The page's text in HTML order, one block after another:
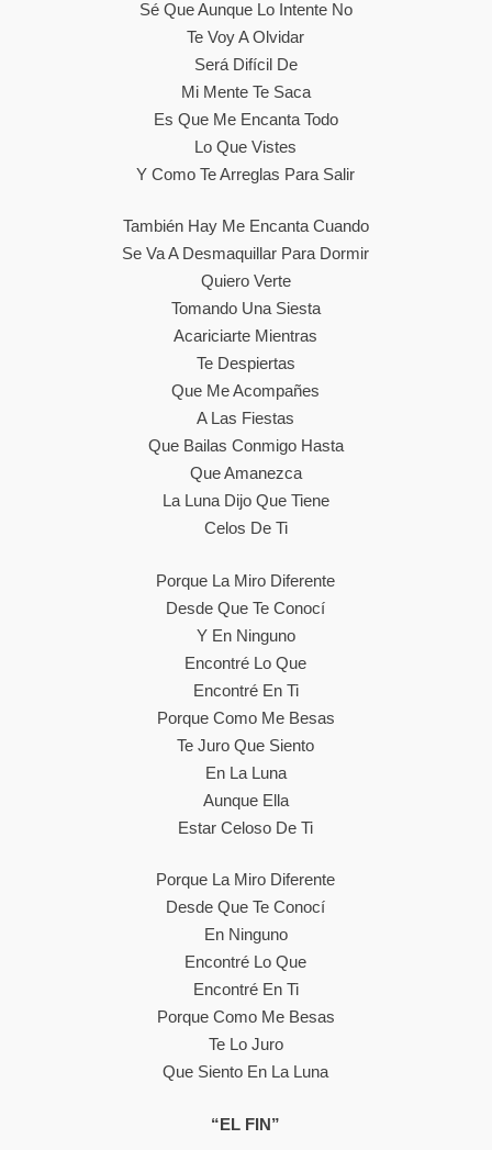
Sé Que Aunque Lo Intente No
Te Voy A Olvidar
Será Difícil De
Mi Mente Te Saca
Es Que Me Encanta Todo
Lo Que Vistes
Y Como Te Arreglas Para Salir
También Hay Me Encanta Cuando
Se Va A Desmaquillar Para Dormir
Quiero Verte
Tomando Una Siesta
Acariciarte Mientras
Te Despiertas
Que Me Acompañes
A Las Fiestas
Que Bailas Conmigo Hasta
Que Amanezca
La Luna Dijo Que Tiene
Celos De Ti
Porque La Miro Diferente
Desde Que Te Conocí
Y En Ninguno
Encontré Lo Que
Encontré En Ti
Porque Como Me Besas
Te Juro Que Siento
En La Luna
Aunque Ella
Estar Celoso De Ti
Porque La Miro Diferente
Desde Que Te Conocí
En Ninguno
Encontré Lo Que
Encontré En Ti
Porque Como Me Besas
Te Lo Juro
Que Siento En La Luna
“EL FIN”